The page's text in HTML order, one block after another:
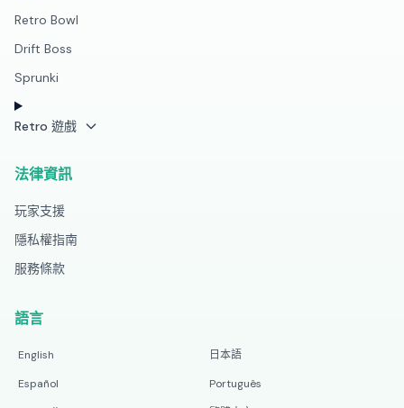
Retro Bowl
Drift Boss
Sprunki
Retro 遊戲
法律資訊
玩家支援
隱私權指南
服務條款
語言
English
日本語
Español
Português